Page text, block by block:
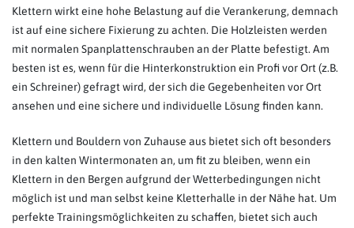
Klettern wirkt eine hohe Belastung auf die Verankerung, demnach
ist auf eine sichere Fixierung zu achten. Die Holzleisten werden
mit normalen Spanplattenschrauben an der Platte befestigt. Am
besten ist es, wenn für die Hinterkonstruktion ein Profi vor Ort (z.B.
ein Schreiner) gefragt wird, der sich die Gegebenheiten vor Ort
ansehen und eine sichere und individuelle Lösung finden kann.
Klettern und Bouldern von Zuhause aus bietet sich oft besonders
in den kalten Wintermonaten an, um fit zu bleiben, wenn ein
Klettern in den Bergen aufgrund der Wetterbedingungen nicht
möglich ist und man selbst keine Kletterhalle in der Nähe hat. Um
perfekte Trainingsmöglichkeiten zu schaffen, bietet sich auch